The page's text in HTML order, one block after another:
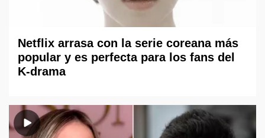
Netflix arrasa con la serie coreana más
popular y es perfecta para los fans del
K-drama